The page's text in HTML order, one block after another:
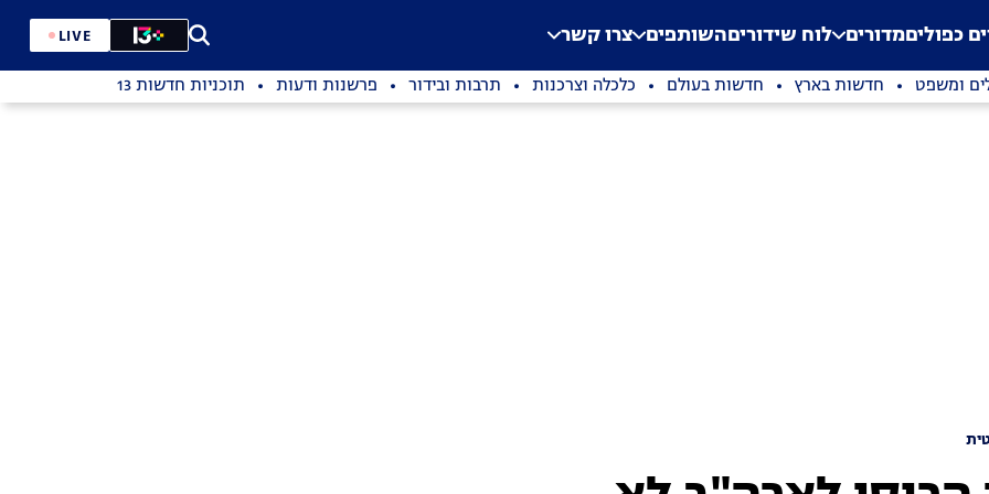
Application error: a
. כפוליםמדורים לוח שידוריםהשותפים צרו קשר LIVE
ומשפט חדשות בארץ חדשות בעולם כלכלה וצרכנות תרבות ובידור פרשנות ודעות תוכניות חדשות 13